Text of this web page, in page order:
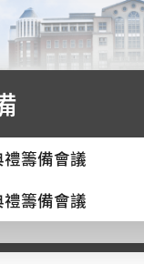
籌備會議
籌備會議